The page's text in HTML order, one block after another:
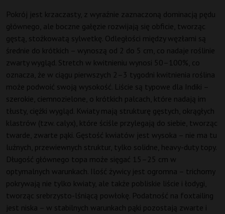
Pokrój jest krzaczasty, z wyraźnie zaznaczoną dominacją pędu
głównego, ale boczne gałęzie rozwijają się obficie, tworząc
gęstą, stożkowatą sylwetkę. Odległości między węzłami są
średnie do krótkich – wynoszą od 2 do 5 cm, co nadaje roślinie
zwarty wygląd. Stretch w kwitnieniu wynosi 50–100%, co
oznacza, że w ciągu pierwszych 2–3 tygodni kwitnienia roślina
może podwoić swoją wysokość. Liście są typowe dla Indiki –
szerokie, ciemnozielone, o krótkich palcach, które nadają im
tłusty, ciężki wygląd. Kwiaty mają strukturę gęstych, okrągłych
klastrów (tzw. calyx), które ściśle przylegają do siebie, tworząc
twarde, zwarte pąki. Gęstość kwiatów jest wysoka – nie ma tu
luźnych, przewiewnych struktur, tylko solidne, heavy-duty topy.
Długość głównego topa może sięgać 15–25 cm w
optymalnych warunkach. Ilość żywicy jest ogromna – trichomy
pokrywają nie tylko kwiaty, ale także pobliskie liście i łodygi,
tworząc srebrzysto-lśniącą powłokę. Podatność na foxtailing
jest niska – w stabilnych warunkach pąki pozostają zwarte i